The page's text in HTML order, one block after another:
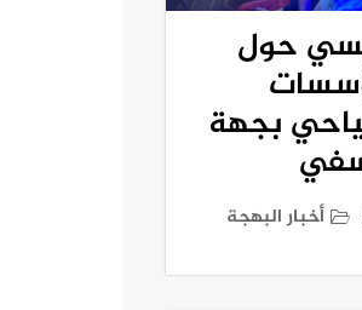
حول
بجهة
أخبار البهجة